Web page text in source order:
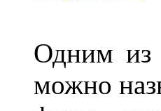
Одним из
можно